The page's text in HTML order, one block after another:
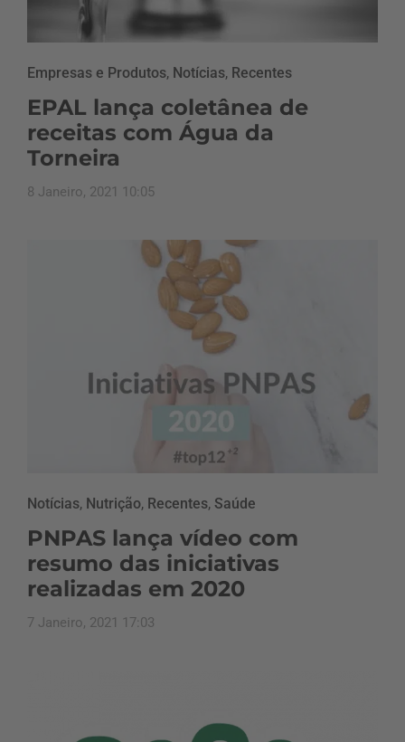
Empresas e Produtos, Notícias, Recentes
EPAL lança coletânea de
receitas com Água da
Torneira
8 Janeiro, 2021 10:05
Notícias, Nutrição, Recentes, Saúde
PNPAS lança vídeo com
resumo das iniciativas
realizadas em 2020
7 Janeiro, 2021 17:03